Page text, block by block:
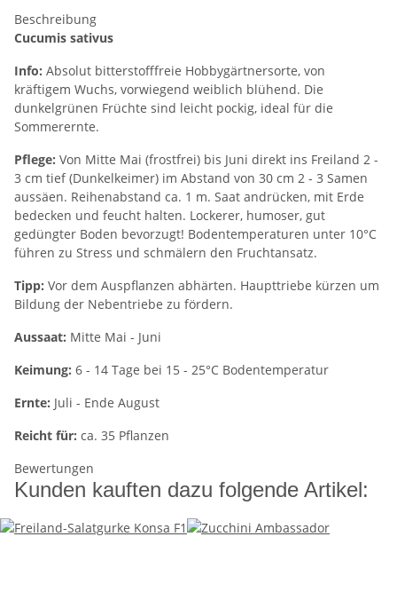
Beschreibung
Cucumis sativus
Info: Absolut bitterstofffreie Hobbygärtnersorte, von
kräftigem Wuchs, vorwiegend weiblich blühend. Die
dunkelgrünen Früchte sind leicht pockig, ideal für die
Sommerernte.
Pflege: Von Mitte Mai (frostfrei) bis Juni direkt ins Freiland 2 -
3 cm tief (Dunkelkeimer) im Abstand von 30 cm 2 - 3 Samen
aussäen. Reihenabstand ca. 1 m. Saat andrücken, mit Erde
bedecken und feucht halten. Lockerer, humoser, gut
gedüngter Boden bevorzugt! Bodentemperaturen unter 10°C
führen zu Stress und schmälern den Fruchtansatz.
Tipp: Vor dem Auspflanzen abhärten. Haupttriebe kürzen um
Bildung der Nebentriebe zu fördern.
Aussaat: Mitte Mai - Juni
Keimung: 6 - 14 Tage bei 15 - 25°C Bodentemperatur
Ernte: Juli - Ende August
Reicht für: ca. 35 Pflanzen
Bewertungen
Kunden kauften dazu folgende Artikel: